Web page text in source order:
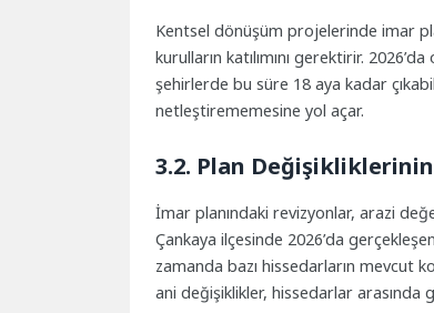
Kentsel dönüşüm projelerinde imar
kurulların katılımını gerektirir.
şehirlerde bu süre 18 aya kadar
netleştirememesine yol açar.
3.2. Plan
İmar planındaki revizyonlar, arazi
Çankaya ilçesinde 2026’da
zamanda bazı hissedarların mevcut
ani değişiklikler, hissedarlar arasında